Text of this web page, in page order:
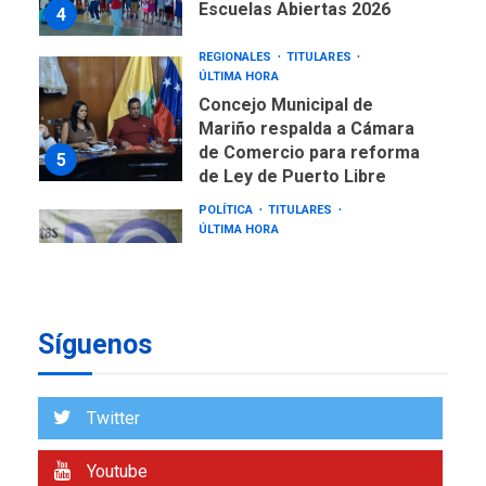
4 Escuelas Abiertas 2026
5
REGIONALES
TITULARES
ÚLTIMA HORA
Concejo Municipal de
Mariño respalda a Cámara
de Comercio para reforma
de Ley de Puerto Libre
POLÍTICA
TITULARES
ÚLTIMA HORA
7
regional nos respaldaron
Síguenos
Twitter
Youtube